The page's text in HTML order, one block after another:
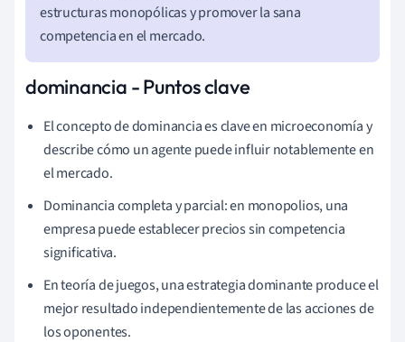
estructuras monopólicas y promover la sana
competencia en el mercado.
dominancia - Puntos clave
El concepto de dominancia es clave en microeconomía y
describe cómo un agente puede influir notablemente en
el mercado.
Dominancia completa y parcial: en monopolios, una
empresa puede establecer precios sin competencia
significativa.
En teoría de juegos, una estrategia dominante produce el
mejor resultado independientemente de las acciones de
los oponentes.